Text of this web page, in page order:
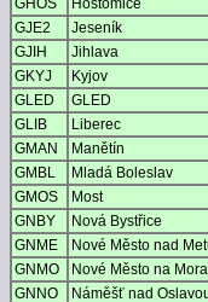
GHOS
Hostomice
GJE2
Jeseník
GJIH
Jihlava
GKYJ
Kyjov
GLED
GLED
GLIB
Liberec
GMAN
Manětín
GMBL
Mladá Boleslav
GMOS
Most
GNBY
Nová Bystřice
GNME
Nové Město nad
GNMO
Nové Město na
GNNO
Náměšť nad